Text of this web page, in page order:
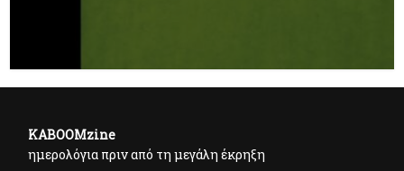
KABOOMzine
ημερολόγια πριν από τη μεγάλη έκρηξη